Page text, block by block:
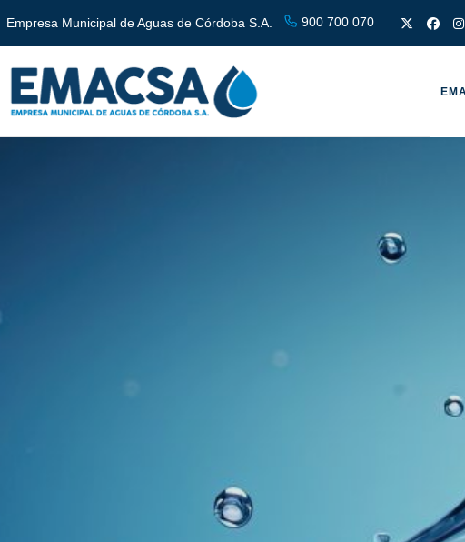
Empresa Municipal de Aguas de Córdoba S.A. 900 700 070